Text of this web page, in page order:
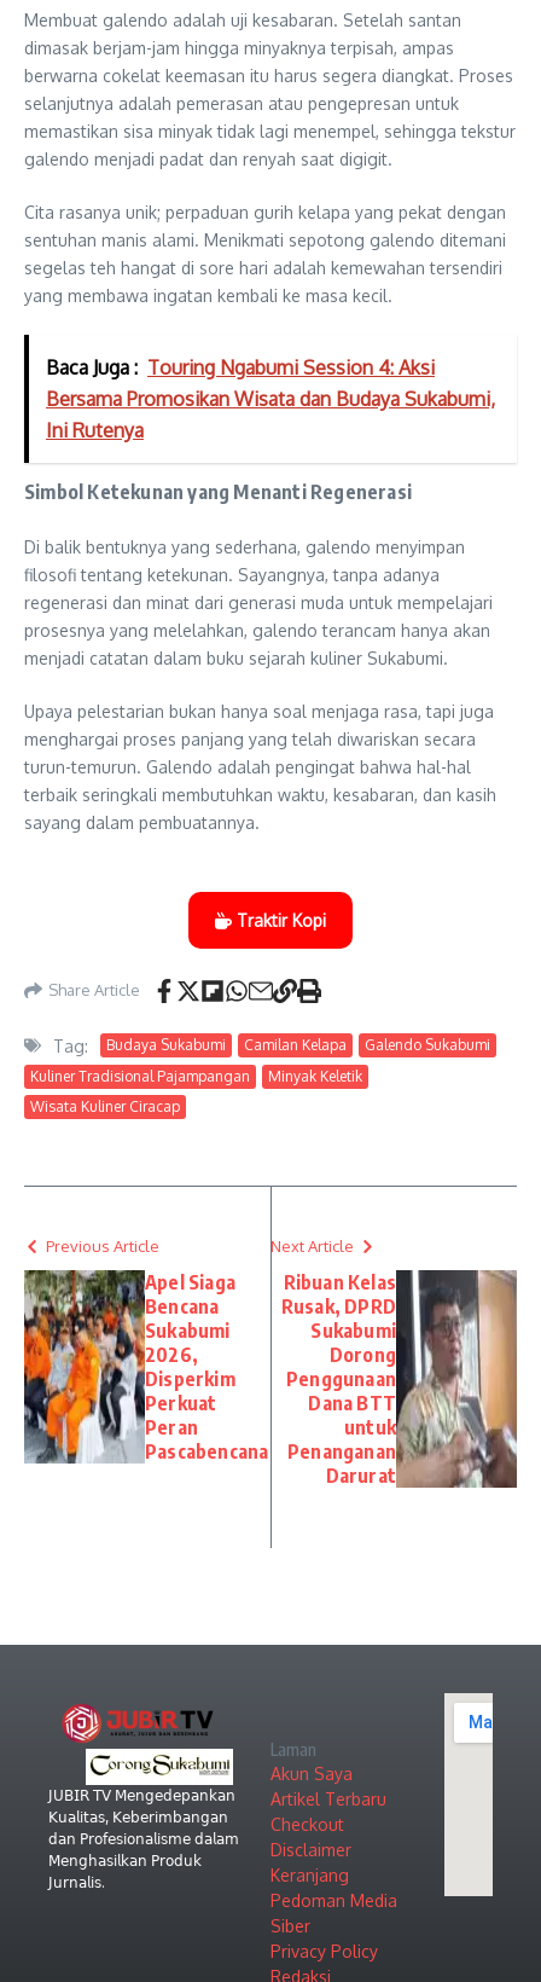
Membuat galendo adalah uji kesabaran. Setelah santan
dimasak berjam-jam hingga minyaknya terpisah, ampas
berwarna cokelat keemasan itu harus segera diangkat. Proses
selanjutnya adalah pemerasan atau pengepresan untuk
memastikan sisa minyak tidak lagi menempel, sehingga tekstur
galendo menjadi padat dan renyah saat digigit.
Cita rasanya unik; perpaduan gurih kelapa yang pekat dengan
sentuhan manis alami. Menikmati sepotong galendo ditemani
segelas teh hangat di sore hari adalah kemewahan tersendiri
yang membawa ingatan kembali ke masa kecil.
Baca Juga : Touring Ngabumi Session 4: Aksi
Bersama Promosikan Wisata dan Budaya Sukabumi,
Ini Rutenya
Simbol Ketekunan yang Menanti Regenerasi
Di balik bentuknya yang sederhana, galendo menyimpan
filosofi tentang ketekunan. Sayangnya, tanpa adanya
regenerasi dan minat dari generasi muda untuk mempelajari
prosesnya yang melelahkan, galendo terancam hanya akan
menjadi catatan dalam buku sejarah kuliner Sukabumi.
Upaya pelestarian bukan hanya soal menjaga rasa, tapi juga
menghargai proses panjang yang telah diwariskan secara
turun-temurun. Galendo adalah pengingat bahwa hal-hal
terbaik seringkali membutuhkan waktu, kesabaran, dan kasih
sayang dalam pembuatannya.
Traktir Kopi
Share Article
Tag: Budaya Sukabumi Camilan Kelapa
Galendo Sukabumi
Kuliner Tradisional Pajampangan
Minyak Keletik
Wisata Kuliner Ciracap
Previous Article
Apel Siaga
Bencana
Sukabumi
2026,
Disperkim
Perkuat
Peran
Pascabencana
Next Article
Ribuan Kelas
Rusak, DPRD
Sukabumi
Dorong
Penggunaan
Dana BTT
untuk
Penanganan
Darurat
𝖩𝖴𝖡𝖨𝖱 𝖳𝖵 𝖬𝖾𝗇𝗀𝖾𝖽𝖾𝗉𝖺𝗇𝗄𝖺𝗇
𝖪𝗎𝖺𝗅𝗂𝗍𝖺𝗌, 𝖪𝖾𝖻𝖾𝗋𝗂𝗆𝖻𝖺𝗇𝗀𝖺𝗇
𝖽𝖺𝗇 𝖯𝗋𝗈𝖿𝖾𝗌𝗂𝗈𝗇𝖺𝗅𝗂𝗌𝗆𝖾 𝖽𝖺𝗅𝖺𝗆
𝖬𝖾𝗇𝗀𝗁𝖺𝗌𝗂𝗅𝗄𝖺𝗇 𝖯𝗋𝗈𝖽𝗎𝗄
𝖩𝗎𝗋𝗇𝖺𝗅𝗂𝗌.
Laman
Akun Saya
Artikel Terbaru
Checkout
Disclaimer
Keranjang
Pedoman Media
Siber
Privacy Policy
Redaksi